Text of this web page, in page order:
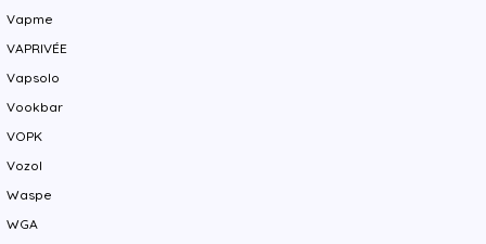
Vapme
VAPRIVÉE
Vapsolo
Vookbar
VOPK
Vozol
Waspe
WGA